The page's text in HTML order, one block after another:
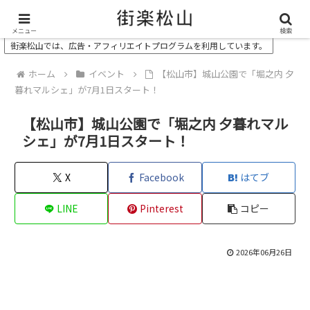
＼ 松山の街を“オモシロク”する地域情報メディア ／
街楽松山では、広告・アフィリエイトプログラムを利用しています。
ホーム イベント
【松山市】城山公園で「堀之内 夕
暮れマルシェ」が7月1日スタート！
【松山市】城山公園で「堀之内 夕暮れマル
シェ」が7月1日スタート！
X Facebook はてブ
LINE Pinterest コピー
2026年06月26日
メニュー 検索